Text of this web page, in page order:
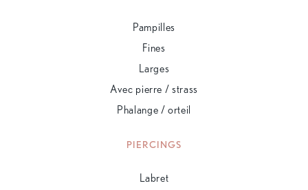
Pampilles
Fines
Larges
Avec pierre / strass
Phalange / orteil
PIERCINGS
Labret